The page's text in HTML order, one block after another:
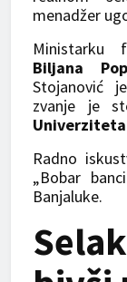
menadžer
Ministarku
Biljana
Stojanović
zvanje je
Univerziteta
Radno
„Bobar
Banjaluke.